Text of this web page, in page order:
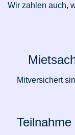
Wir zahlen auch,
Mitversichert